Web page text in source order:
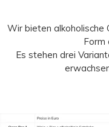
Wir bieten alkoholische
Form
Es stehen drei